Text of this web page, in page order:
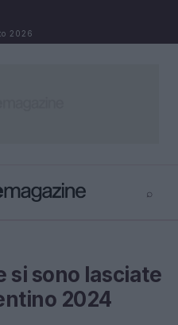
2026
⌕
si sono lasciate
2024